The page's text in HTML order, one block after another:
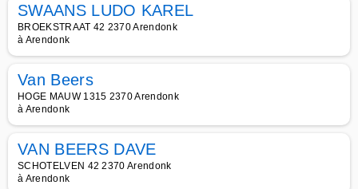
SWAANS LUDO KAREL
BROEKSTRAAT 42 2370 Arendonk
à Arendonk
Van Beers
HOGE MAUW 1315 2370 Arendonk
à Arendonk
VAN BEERS DAVE
SCHOTELVEN 42 2370 Arendonk
à Arendonk